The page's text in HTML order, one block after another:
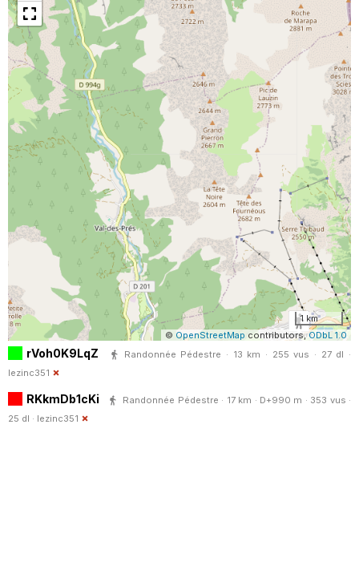
Horodatage Photos
1 km
© OpenStreetMap contributors,ODbL 1.0
rVoh0K9LqZ
Randonnée Pédestre · 13 km · 255 vus · 27 dl ·
lezinc351
RKkmDb1cKi
Randonnée Pédestre · 17 km · D+990 m · 353 vus ·
25 dl · lezinc351